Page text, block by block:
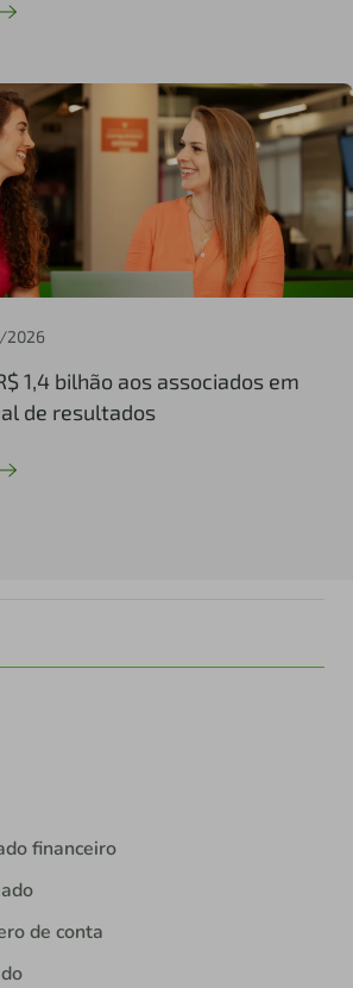
1,4 bilhão aos associados em
de resultados
financeiro
de conta